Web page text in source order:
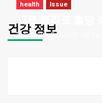
건강 정보
health Issue
bizmark